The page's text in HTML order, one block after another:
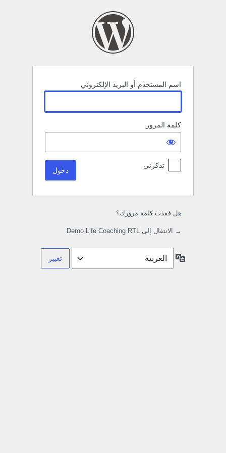
اسم المستخدم أو البريد الإلكتروني
كلمة المرور
تذكرني
هل فقدت كلمة مرورك؟
→ الانتقال إلى Demo Life Coaching RTL
اللغة